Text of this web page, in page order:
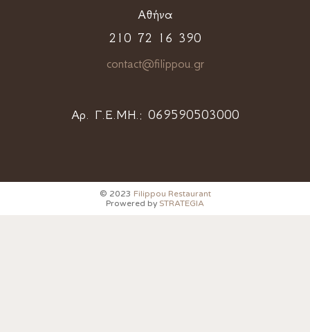
Αθήνα
210 72 16 390
contact@filippou.gr
Αρ. Γ.Ε.ΜΗ.: 069590503000
© 2023 Filippou Restaurant
Prowered by STRATEGIA